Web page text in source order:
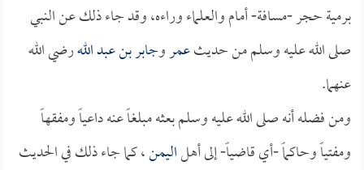
برمية حجر -مسافة- أمام والعلماء وراءه، وقد جاء ذلك عن النبي
صلى الله عليه وسلم من حديثعمروجابر بن عبد اللهرضي الله
عنهما.
ومن فضله أنه صلى الله عليه وسلم بعثه مبلغاً عنه داعياً ومفقهاً
ومفتياً وحاكماً -أي قاضياً- إلى أهلاليمن، كما جاء ذلك في الحديث